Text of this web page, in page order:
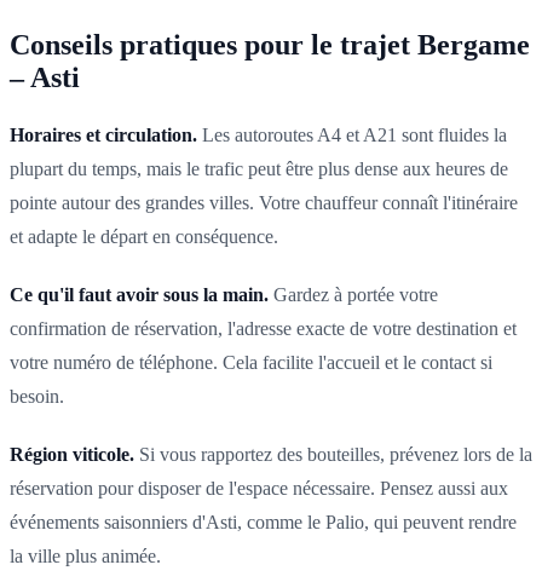
Conseils pratiques pour le trajet Bergame
– Asti
Horaires et circulation. Les autoroutes A4 et A21 sont fluides la
plupart du temps, mais le trafic peut être plus dense aux heures de
pointe autour des grandes villes. Votre chauffeur connaît l'itinéraire
et adapte le départ en conséquence.
Ce qu'il faut avoir sous la main. Gardez à portée votre
confirmation de réservation, l'adresse exacte de votre destination et
votre numéro de téléphone. Cela facilite l'accueil et le contact si
besoin.
Région viticole. Si vous rapportez des bouteilles, prévenez lors de la
réservation pour disposer de l'espace nécessaire. Pensez aussi aux
événements saisonniers d'Asti, comme le Palio, qui peuvent rendre
la ville plus animée.